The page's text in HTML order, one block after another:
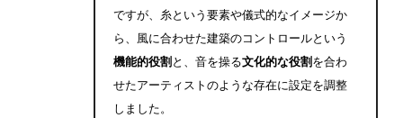
ですが、糸という要素や儀式的なイメージか
ら、風に合わせた建築のコントロールという
機能的役割と、音を操る文化的な役割を合わ
せたアーティストのような存在に設定を調整
しました。